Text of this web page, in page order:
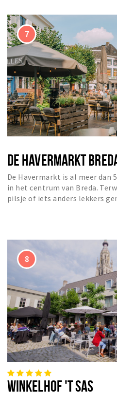
DE HAVERMARKT
De Havermarkt is al meer dan
in het centrum van Breda.
pilsje of iets anders lekkers
WINKELHOF 'T SAS